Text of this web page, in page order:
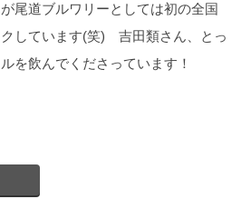
尾道ブルワリーとしては初の全国
しています(笑) 吉田類さん、とっ
を飲んでくださっています！